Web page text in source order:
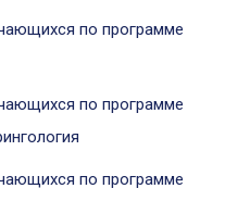
по программе
по программе
по программе